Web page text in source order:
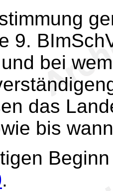
9.
bei
das
bis
.